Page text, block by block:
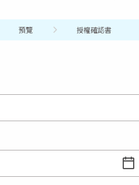
未完成：
預覽 未完成：
授權確認書